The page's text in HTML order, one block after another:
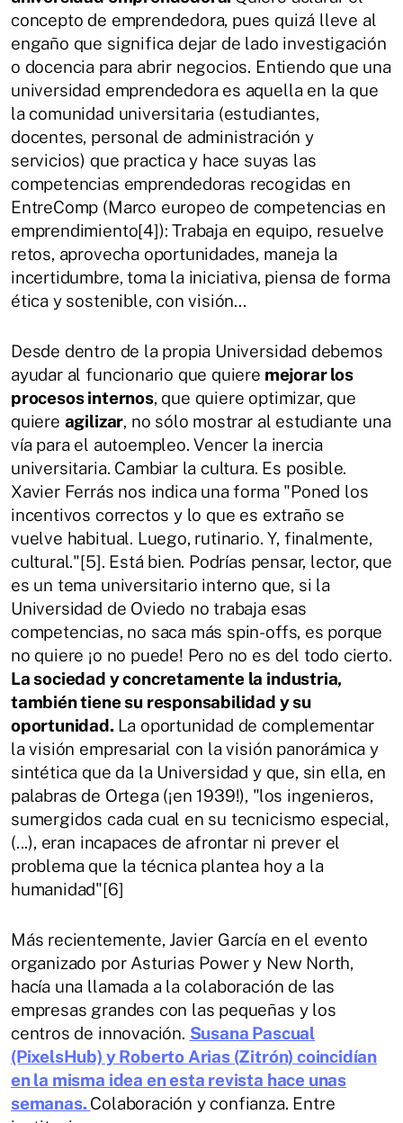
concepto de emprendedora, pues quizá lleve al
engaño que significa dejar de lado investigación
o docencia para abrir negocios. Entiendo que una
universidad emprendedora es aquella en la que
la comunidad universitaria (estudiantes,
docentes, personal de administración y
servicios) que practica y hace suyas las
competencias emprendedoras recogidas en
EntreComp (Marco europeo de competencias en
emprendimiento[4]): Trabaja en equipo, resuelve
retos, aprovecha oportunidades, maneja la
incertidumbre, toma la iniciativa, piensa de forma
ética y sostenible, con visión...
Desde dentro de la propia Universidad debemos
ayudar al funcionario que quiere mejorar los
procesos internos, que quiere optimizar, que
quiere agilizar, no sólo mostrar al estudiante una
vía para el autoempleo. Vencer la inercia
universitaria. Cambiar la cultura. Es posible.
Xavier Ferrás nos indica una forma "Poned los
incentivos correctos y lo que es extraño se
vuelve habitual. Luego, rutinario. Y, finalmente,
cultural."[5]. Está bien. Podrías pensar, lector, que
es un tema universitario interno que, si la
Universidad de Oviedo no trabaja esas
competencias, no saca más spin-offs, es porque
no quiere ¡o no puede! Pero no es del todo cierto.
La sociedad y concretamente la industria,
también tiene su responsabilidad y su
oportunidad. La oportunidad de complementar
la visión empresarial con la visión panorámica y
sintética que da la Universidad y que, sin ella, en
palabras de Ortega (¡en 1939!), "los ingenieros,
sumergidos cada cual en su tecnicismo especial,
(...), eran incapaces de afrontar ni prever el
problema que la técnica plantea hoy a la
humanidad"[6]
Más recientemente, Javier García en el evento
organizado por Asturias Power y New North,
hacía una llamada a la colaboración de las
empresas grandes con las pequeñas y los
centros de innovación. Susana Pascual
(PixelsHub) y Roberto Arias (Zitrón) coincidían
en la misma idea en esta revista hace unas
semanas. Colaboración y confianza. Entre